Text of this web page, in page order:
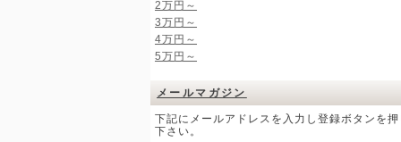
2万円～
3万円～
4万円～
5万円～
メールマガジン
下記にメールアドレスを入力し登録ボタンを
下さい。